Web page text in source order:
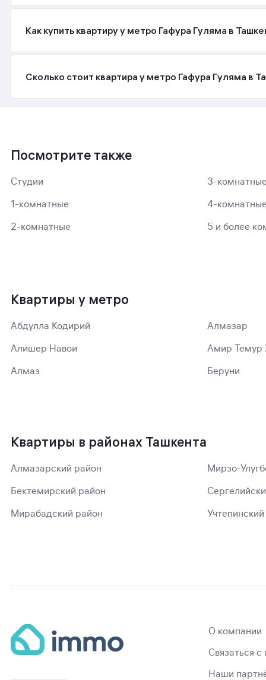
Как купить квартиру у метро Гафура Гуляма в
Сколько стоит квартира у метро Гафура Гуляма в
Посмотрите также
Студии
1-комнатные
2-комнатные
3-
4-
5 и более
Квартиры у метро
Абдулла Кодирий
Алишер Навои
Алмаз
Алмазар
Амир Темур
Беруни
Квартиры в районах Ташкента
Алмазарский район
Бектемирский район
Мирабадский район
Мирзо-
О компании
Связаться
Наши